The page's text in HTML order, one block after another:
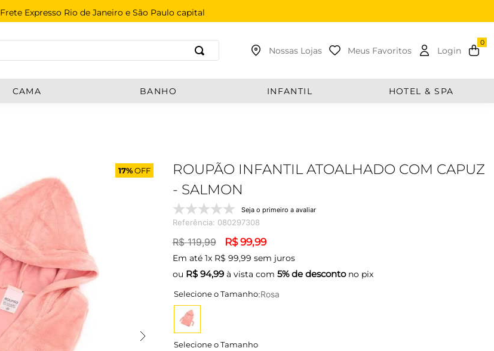
Frete Expresso Rio de Janeiro e São Paulo capital
Buscar
Nossas Lojas Meus Favoritos Login
CAMA BANHO INFANTIL HOTEL & SPA
17%OFF
ROUPÃO INFANTIL ATOALHADO COM CAPUZ
- SALMON
Seja o primeiro a avaliar
Referência: 080297308
R$ 119,99 R$ 99,99
Em até 1x R$ 99,99 sem juros
ou R$ 94,99à vista com 5% de descontono pix
:Rosa